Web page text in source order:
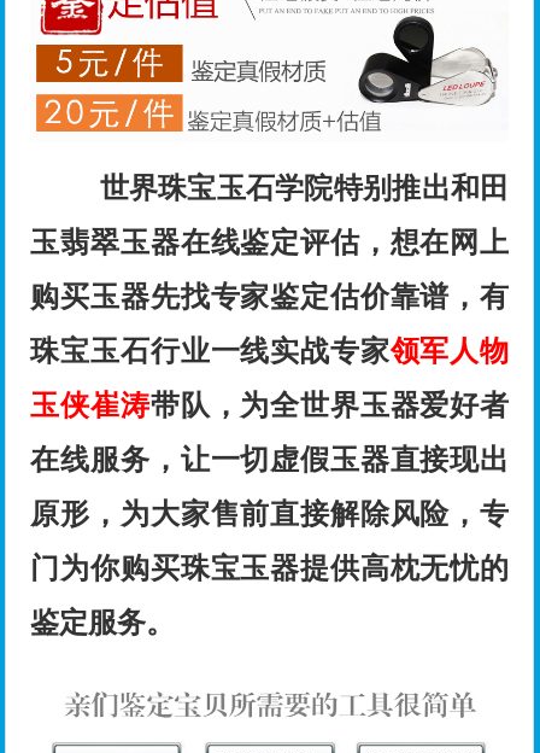
世界珠宝玉石学院特别推出和田
玉翡翠玉器在线鉴定评估，想在网上
购买玉器先找专家鉴定估价靠谱，有
珠宝玉石行业一线实战专家领军人物
玉侠崔涛带队，为全世界玉器爱好者
在线服务，让一切虚假玉器直接现出
原形，为大家售前直接解除风险，专
门为你购买珠宝玉器提供高枕无忧的
鉴定服务。